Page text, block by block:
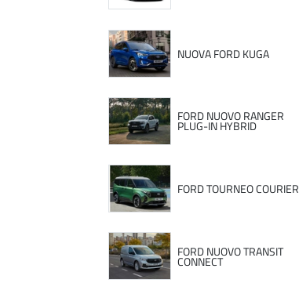
NUOVA FORD KUGA
FORD NUOVO RANGER
PLUG-IN HYBRID
FORD TOURNEO COURIER
FORD NUOVO TRANSIT
CONNECT